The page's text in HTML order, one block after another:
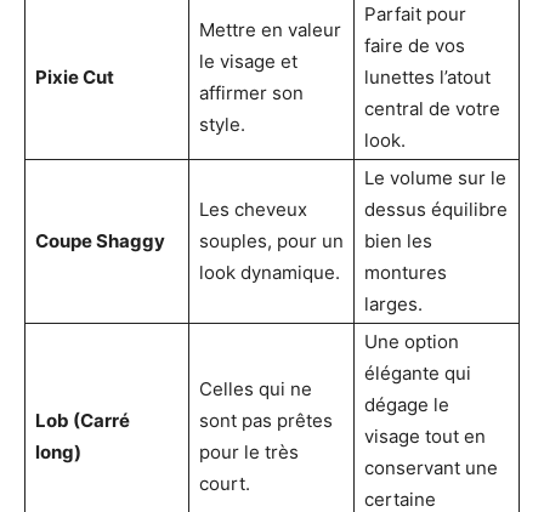
Pixie Cut
Mettre en valeur
le visage et
affirmer son
style.
Parfait pour
faire de vos
lunettes l’atout
central de votre
look.
Coupe Shaggy
Les cheveux
souples, pour un
look dynamique.
Le volume sur le
dessus équilibre
bien les
montures
larges.
Lob (Carré
long)
Celles qui ne
sont pas prêtes
pour le très
court.
Une option
élégante qui
dégage le
visage tout en
conservant une
certaine